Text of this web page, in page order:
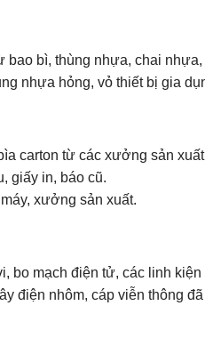
bao bì, thùng nhựa, chai
nhựa hỏng, vỏ thiết bị gia
carton từ các xưởng sản
giấy in, báo cũ.
xưởng sản xuất.
bo mạch điện tử, các linh
điện nhôm, cáp viễn thông